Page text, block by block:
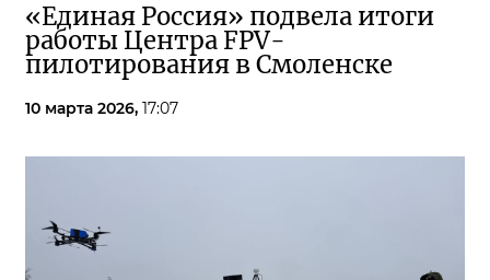
«Единая Россия» подвела итоги
работы Центра FPV-
пилотирования в Смоленске
10 марта 2026, 17:07